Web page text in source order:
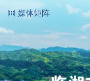
媒体矩阵